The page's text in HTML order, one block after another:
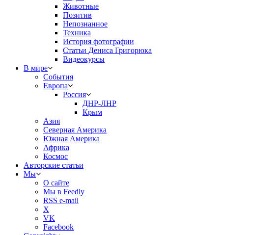
Животные
Позитив
Непознанное
Техника
История фотографии
Статьи Дениса Григорюка
Видеокурсы
В мире
События
Европа
Россия
ДНР-ЛНР
Крым
Азия
Северная Америка
Южная Америка
Африка
Космос
Авторские статьи
Мы
О сайте
Мы в Feedly
RSS e-mail
X
VK
Facebook